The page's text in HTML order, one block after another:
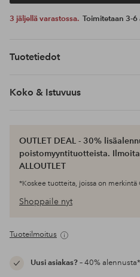
3 jäljellä varastossa. Toimitetaan 3-6
Tuotetiedot
Koko & Istuvuus
OUTLET DEAL - 30%
poistomyyntituotteista.
ALLOUTLET
*Koskee tuotteita, joissa on merkintä
Shoppaile nyt
Tuoteilmoitus
Uusi asiakas?– 40%